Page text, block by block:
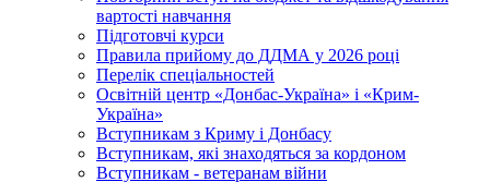
вартості навчання
Підготовчі курси
Правила прийому до ДДМА у 2026 році
Перелік спеціальностей
Освітній центр «Донбас-Україна» і «Крим-
Україна»
Вступникам з Криму і Донбасу
Вступникам, які знаходяться за кордоном
Вступникам - ветеранам війни